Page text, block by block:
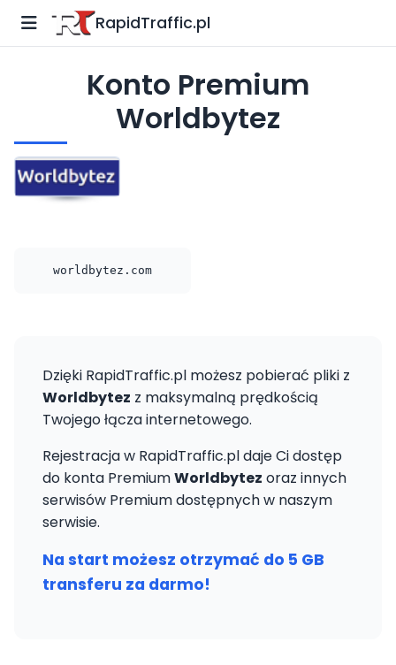
RapidTraffic.pl
Konto Premium
Worldbytez
worldbytez.com
Dzięki RapidTraffic.pl możesz pobierać pliki z
Worldbytez z maksymalną prędkością
Twojego łącza internetowego.
Rejestracja w RapidTraffic.pl daje Ci dostęp
do konta PremiumWorldbytez oraz innych
serwisów Premium dostępnych w naszym
serwisie.
Na start możesz otrzymać do 5 GB
transferu za darmo!